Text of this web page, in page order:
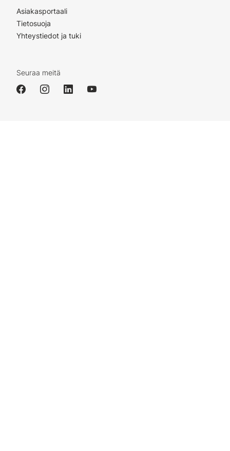
Asiakasportaali
Tietosuoja
Yhteystiedot ja tuki
Seuraa meitä